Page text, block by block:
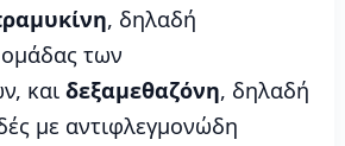
, δηλαδή
ομάδας των
και δεξαμεθαζόνη, δηλαδή
με αντιφλεγμονώδη